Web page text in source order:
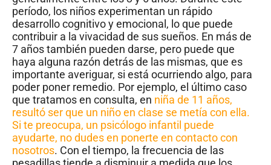
período, los niños experimentan un rápido
desarrollo cognitivo y emocional, lo que puede
contribuir a la vivacidad de sus sueños. En más de
7 años también pueden darse, pero puede que
haya alguna razón detrás de las mismas, que es
importante averiguar, si está ocurriendo algo, para
poder poner remedio. Por ejemplo, el último caso
que tratamos en consulta, en niña de 11 años,
resultó ser que un niño en clase se metía con ella.
Si te preocupa, un psicólogo infantil puede
ayudarte, no dudes en ponerte en contacto con
nosotros. Con el tiempo, la frecuencia de las